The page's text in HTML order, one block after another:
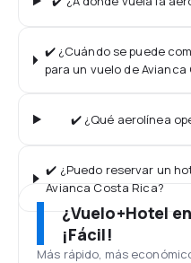
✔️ ¿Cuándo se puede
para un vuelo de Avianca
✔️ ¿Qué aerolínea
✔️ ¿Puedo reservar un
Avianca Costa Rica?
¿Vuelo+Hotel
¡Fácil!
Más rápido, más